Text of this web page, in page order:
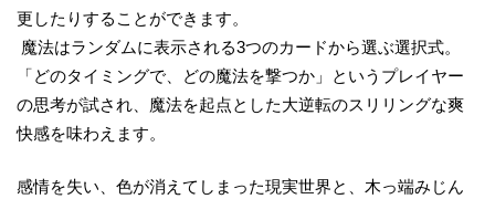
更したりすることができます。
魔法はランダムに表示される3つのカードから選ぶ選択式。
「どのタイミングで、どの魔法を撃つか」というプレイヤー
の思考が試され、魔法を起点とした大逆転のスリリングな爽
快感を味わえます。
感情を失い、色が消えてしまった現実世界と、木っ端みじん